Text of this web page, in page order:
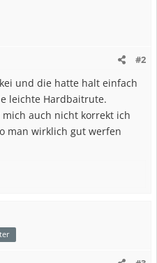
#2
und die hatte halt einfach
leichte Hardbaitrute.
auch nicht korrekt ich
man wirklich gut werfen